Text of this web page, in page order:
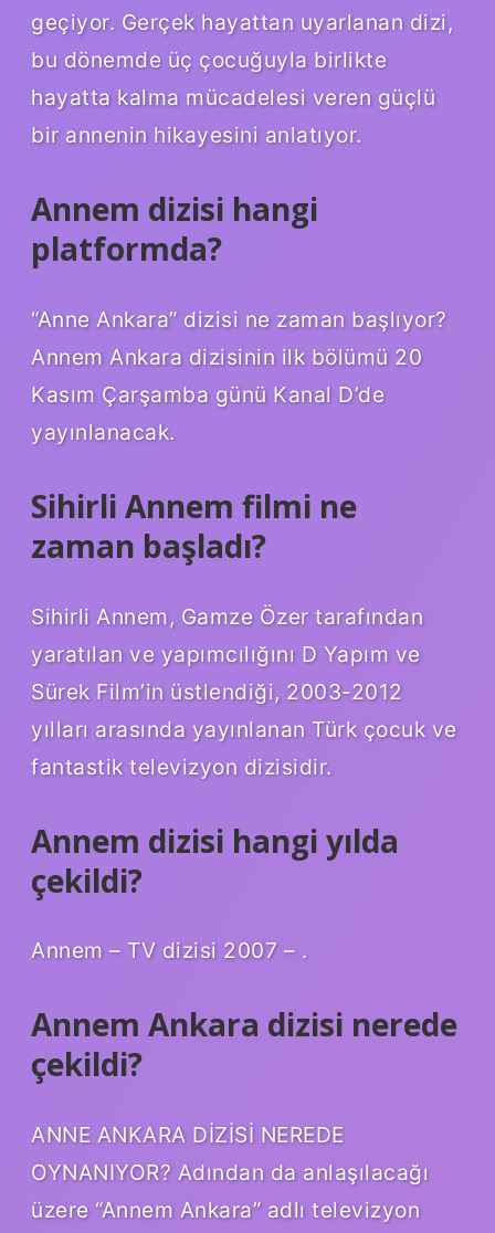
geçiyor. Gerçek hayattan uyarlanan dizi,
bu dönemde üç çocuğuyla birlikte
hayatta kalma mücadelesi veren güçlü
bir annenin hikayesini anlatıyor.
Annem dizisi hangi
platformda?
“Anne Ankara” dizisi ne zaman başlıyor?
Annem Ankara dizisinin ilk bölümü 20
Kasım Çarşamba günü Kanal D’de
yayınlanacak.
Sihirli Annem filmi ne
zaman başladı?
Sihirli Annem, Gamze Özer tarafından
yaratılan ve yapımcılığını D Yapım ve
Sürek Film’in üstlendiği, 2003-2012
yılları arasında yayınlanan Türk çocuk ve
fantastik televizyon dizisidir.
Annem dizisi hangi yılda
çekildi?
Annem – TV dizisi 2007 – .
Annem Ankara dizisi nerede
çekildi?
ANNE ANKARA DİZİSİ NEREDE
OYNANIYOR? Adından da anlaşılacağı
üzere “Annem Ankara” adlı televizyon